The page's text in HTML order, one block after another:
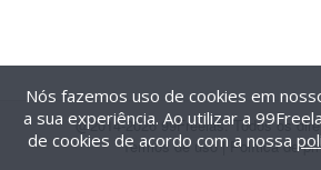
@2014-2026 99Freelas. Todos os
Termos de uso| Política de
Nós fazemos uso de cookies em
a sua experiência. Ao utilizar a
de cookies de acordo com a nossa